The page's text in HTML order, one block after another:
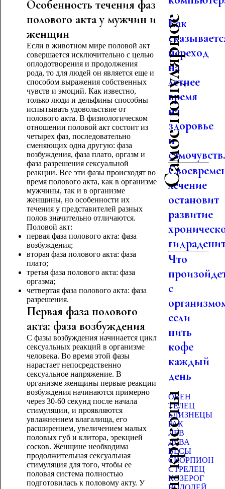
Особенность течения фаз
полового акта у мужчин и
женщин
Если в животном мире половой акт
совершается исключительно с целью
оплодотворения и продолжения
рода, то для людей он является еще и
способом выражения собственных
чувств и эмоций. Как известно,
только люди и дельфины способны
испытывать удовольствие от
полового акта. В физиологическом
отношении половой акт состоит из
четырех фаз, последовательно
сменяющих одна другую: фаза
возбуждения, фаза плато, оргазм и
фаза разрешения сексуальной
реакции. Все эти фазы происходят во
время полового акта, как в организме
мужчины, так и в организме
женщины, но особенности их
течения у представителей разных
полов значительно отличаются.
Половой акт:
первая фаза полового акта: фаза
возбуждения;
вторая фаза полового акта: фаза
плато;
третья фаза полового акта: фаза
оргазма;
четвертая фаза полового акта: фаза
разрешения.
Первая фаза полового
акта: фаза возбуждения
С фазы возбуждения начинается цикл
сексуальных реакций в организме
человека. Во время этой фазы
нарастает непосредственно
сексуальное напряжение. В
организме женщины первые реакции
возбуждения начинаются примерно
через 30-60 секунд после начала
стимуляции, и проявляются
увлажнением влагалища, его
расширением, увеличением малых
половых губ и клитора, эрекцией
сосков. Женщине необходима
продолжительная сексуальная
стимуляция для того, чтобы ее
половая система полностью
подготовилась к половому акту. У
Самое популярное
Как
переход
на
летнее
время
на
здоровье
и
лечение
остановит
развитие
Что
с
если
пить
кофе
каждый
день
ОВЕН
ТЕЛЕЦ
БЛИЗНЕЦЫ
РАК
ЛЕВ
ДЕВА
ВЕСЫ
СКОРПИОН
СТРЕЛЕЦ
КОЗЕРОГ
ВОДОЛЕЙ